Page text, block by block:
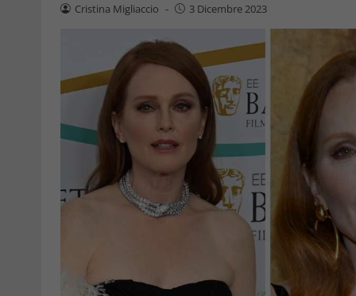
Cristina Migliaccio - 3 Dicembre 2023